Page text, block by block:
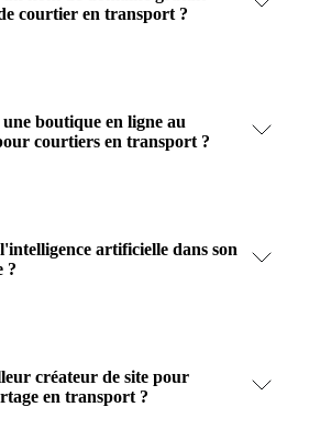
courtier en transport ?
boutique en ligne au
courtiers en transport ?
artificielle dans son
?
créateur de site pour
en transport ?